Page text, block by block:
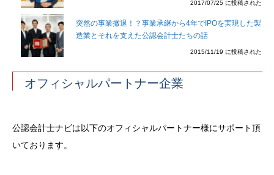
2017/07/25 に投稿された
突然の事業撤退！？事業承継から4年でIPOを実現した製
造業とそれを支えた公認会計士たちの話
2015/11/19 に投稿された
オフィシャルパートナー企業
公認会計士ナビは以下のオフィシャルパートナー様にサポート頂
いております。